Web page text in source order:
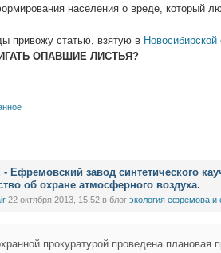
населения о вреде, который
привожу статью, взятую в Новосибирской
ОПАВШИЕ ЛИСТЬЯ?
Ефремовский завод синтетического
об охране атмосферного воздуха.
22 октября 2013, 15:52 в блог экология ефремова и
прокуратурой проведена плановая